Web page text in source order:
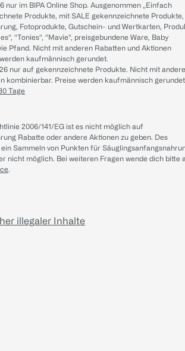
nur im BIPA Online Shop. Ausgenommen „Einfach
Produkte, mit SALE gekennzeichnete Produkte,
Fotoprodukte, Gutschein- und Wertkarten,
“Tonies“, “Mavie“, preisgebundene Ware, Baby
Pfand. Nicht mit anderen Rabatten und Aktionen
kaufmännisch gerundet.
nur auf gekennzeichnete Produkte. Nicht mit
kombinierbar. Preise werden kaufmännisch
Tage
2006/141/EG ist es nicht möglich auf
Rabatte oder andere Aktionen zu geben. Des
Sammeln von Punkten für
nicht möglich. Bei weiteren Fragen wende dich bitte
.
illegaler Inhalte